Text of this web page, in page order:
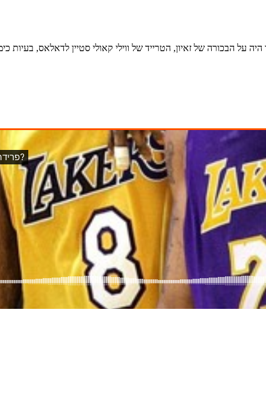
הבכורה של זאיון, הטרייד של ווילי קאולי סטיין לדאלאס, בעיות